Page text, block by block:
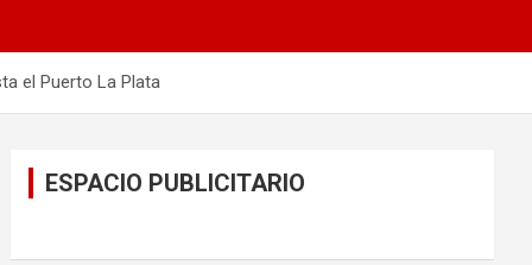
el Puerto La Plata
ESPACIO PUBLICITARIO